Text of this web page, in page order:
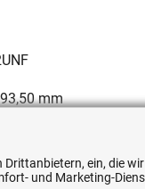
mm
Nr.:
Drittanbietern, ein, die
und Marketing-